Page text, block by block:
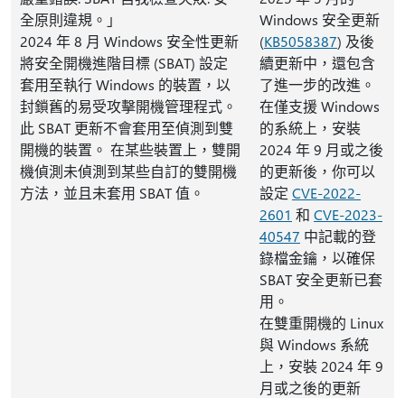
全原則違規。」
2024 年 8 月 Windows 安全性更新
將安全開機進階目標 (SBAT) 設定
套用至執行 Windows 的裝置，以
封鎖舊的易受攻擊開機管理程式。
此 SBAT 更新不會套用至偵測到雙
開機的裝置。 在某些裝置上，雙開
機偵測未偵測到某些自訂的雙開機
方法，並且未套用 SBAT 值。
Windows 安全更新
(KB5058387) 及後
續更新中，還包含
了進一步的改進。
在僅支援 Windows
的系統上，安裝
2024 年 9 月或之後
的更新後，你可以
設定 CVE-2022-
2601 和 CVE-2023-
40547 中記載的登
錄檔金鑰，以確保
SBAT 安全更新已套
用。
在雙重開機的 Linux
與 Windows 系統
上，安裝 2024 年 9
月或之後的更新